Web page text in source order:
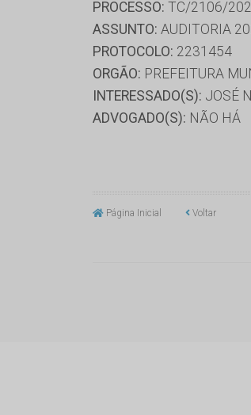
PROCESSO: TC/2106/
ASSUNTO: AUDITORIA
PROTOCOLO: 2231454
ORGÃO: PREFEITURA
INTERESSADO(S): JOSÉ
ADVOGADO(S): NÃO HÁ
Página Inicial Voltar